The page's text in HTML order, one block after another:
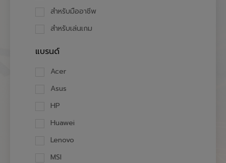
สำหรับมืออาชีพ
สำหรับเล่นเกม
แบรนด์
Acer
Asus
HP
Huawei
Lenovo
MSI